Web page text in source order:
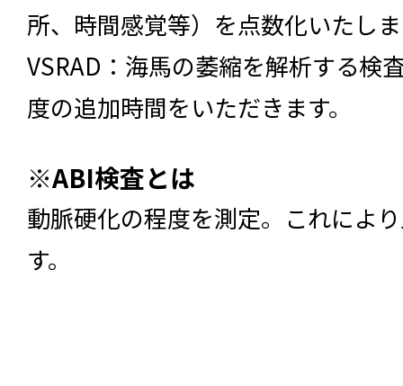
所、時間感覚等）を点数化いたし
VSRAD：海馬の萎縮を解析する検
度の追加時間をいただきます。
※ABI検査とは
動脈硬化の程度を測定。これによ
す。